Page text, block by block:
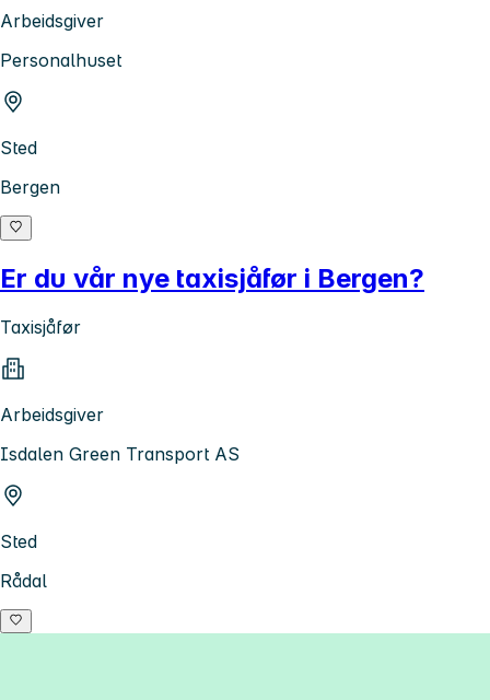
Arbeidsgiver
Personalhuset
Sted
Bergen
Er du vår nye taxisjåfør i Bergen?
Taxisjåfør
Arbeidsgiver
Isdalen Green Transport AS
Sted
Rådal